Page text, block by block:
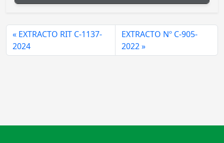
EXTRACTO RIT C-1137-
2024
EXTRACTO Nº C-905-
2022